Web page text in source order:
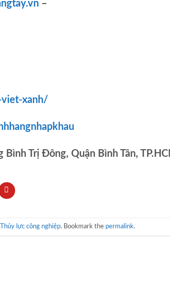
–
viet-xanh/
Trị Đông, Quận Bình Tân,
Thủy lực công nghiệp. Bookmark the permalink.